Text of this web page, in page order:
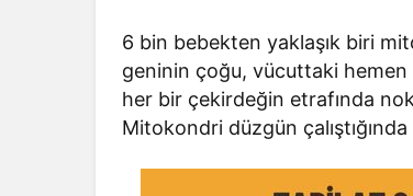
6 bin bebekten yaklaşık biri
geninin çoğu, vücuttaki hemen
her bir çekirdeğin etrafında
Mitokondri düzgün